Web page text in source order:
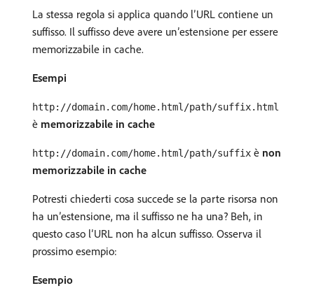
La stessa regola si applica quando l’URL contiene un
suffisso. Il suffisso deve avere un’estensione per essere
memorizzabile in cache.
Esempi
http://domain.com/home.html/path/suffix.html
è memorizzabile in cache
http://domain.com/home.html/path/suffix è non
memorizzabile in cache
Potresti chiederti cosa succede se la parte risorsa non
ha un’estensione, ma il suffisso ne ha una? Beh, in
questo caso l’URL non ha alcun suffisso. Osserva il
prossimo esempio:
Esempio